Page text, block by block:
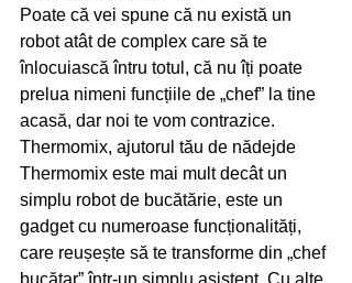
Poate că vei spune că nu există un
robot atât de complex care să te
înlocuiască întru totul, că nu îți poate
prelua nimeni funcțiile de „chef” la tine
acasă, dar noi te vom contrazice.
Thermomix, ajutorul tău de nădejde
Thermomix este mai mult decât un
simplu robot de bucătărie, este un
gadget cu numeroase funcționalități,
care reușește să te transforme din „chef